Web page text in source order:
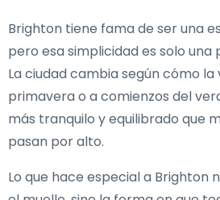
Brighton tiene fama de ser una
pero esa simplicidad es solo una
La ciudad cambia según cómo la
primavera o a comienzos del
más tranquilo y equilibrado que
pasan por alto.
Lo que hace especial a Brighton